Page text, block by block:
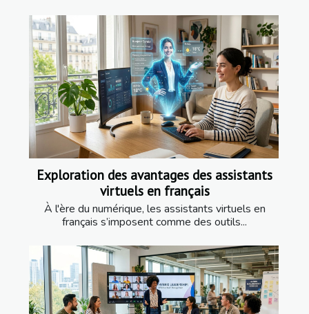
Exploration des avantages des assistants
virtuels en français
À l'ère du numérique, les assistants virtuels en
français s’imposent comme des outils...